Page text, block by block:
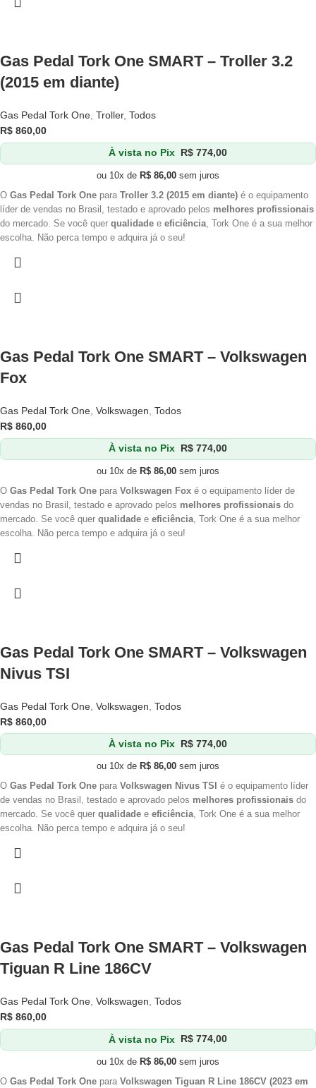
Gas Pedal Tork One SMART – Troller 3.2
(2015 em diante)
Gas Pedal Tork One Troller, Todos
R$ 860,00
À vista no Pix R$ 774,00
ou 10x de R$ 86,00 sem juros
O Gas Pedal Tork One para Troller 3.2 (2015 em diante) é o equipamento
líder de vendas no Brasil, testado e aprovado pelos melhores profissionais
do mercado. Se você quer qualidade e eficiência, Tork One é a sua melhor
escolha. Não perca tempo e adquira já o seu!
Gas Pedal Tork One SMART – Volkswagen
Fox
Gas Pedal Tork One Volkswagen Todos
R$ 860,00
À vista no Pix R$ 774,00
ou 10x de R$ 86,00 sem juros
O Gas Pedal Tork One para Volkswagen Fox é o equipamento líder de
vendas no Brasil, testado e aprovado pelos melhores profissionais do
mercado. Se você quer qualidade e eficiência , Tork One é a sua melhor
escolha. Não perca tempo e adquira já o seu!
Gas Pedal Tork One SMART – Volkswagen
Nivus TSI
Gas Pedal Tork One Volkswagen Todos
R$ 860,00
À vista no Pix R$ 774,00
ou 10x de R$ 86,00 sem juros
O Gas Pedal Tork One para Volkswagen Nivus TSI
é o equipamento líder
de vendas no Brasil, testado e aprovado pelos melhores profissionais do
mercado. Se você quer qualidade e eficiência, Tork One é a sua melhor
escolha. Não perca tempo e adquira já o seu!
Gas Pedal Tork One SMART – Volkswagen
Tiguan R Line 186CV
Gas Pedal Tork One, Volkswagen, Todos
R$ 860,00
À vista no Pix R$ 774,00
ou 10x de R$ 86,00 sem juros
O Gas Pedal Tork One para Volkswagen Tiguan R Line 186CV (2023 em